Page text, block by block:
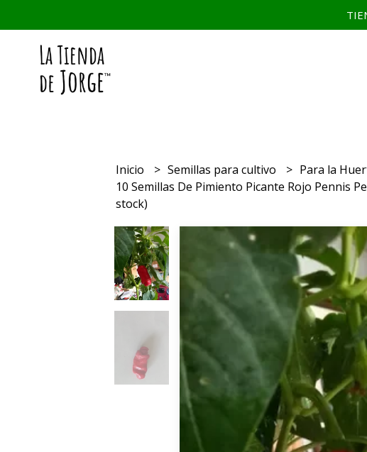
Inicio Semillas para cultivo
Para la
10 Semillas De Pimiento Picante Rojo Pennis
stock)